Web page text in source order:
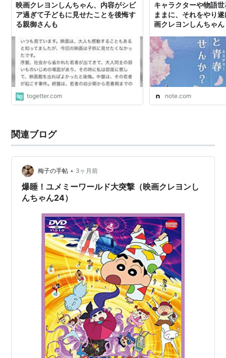
映画クレヨンしんちゃん、内容がシビ
ア過ぎて子どもに見せたことを後悔す
る親御さんも
togetter.com
キャラクターや物語
ままに、それをやり
画クレヨンしんちゃ
note.com
関連ブログ
梅子の手帖 • 3ヶ月前
爆睡！ユメミーワールド大突撃（映画クレヨンし
んちゃん24）